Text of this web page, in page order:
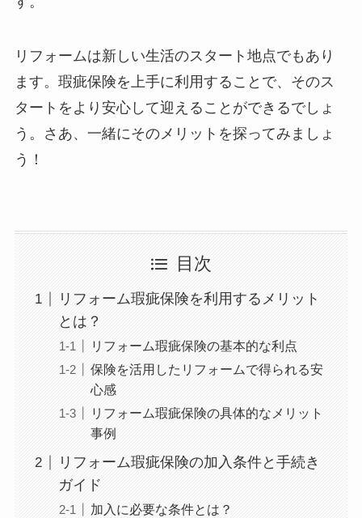
リフォームは新しい生活のスタート地点でもあり
ます。瑕疵保険を上手に利用することで、そのス
タートをより安心して迎えることができるでしょ
う。さあ、一緒にそのメリットを探ってみましょ
う！
目次
リフォーム瑕疵保険を利用するメリット
とは？
リフォーム瑕疵保険の基本的な利点
保険を活用したリフォームで得られる安
心感
リフォーム瑕疵保険の具体的なメリット
事例
リフォーム瑕疵保険の加入条件と手続き
ガイド
加入に必要な条件とは？